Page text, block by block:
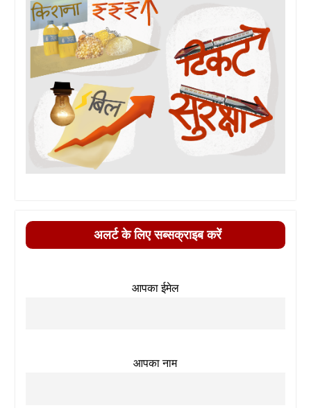
अलर्ट के लिए सब्सक्राइब करें
आपका ईमेल
आपका नाम